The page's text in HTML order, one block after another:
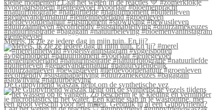
Merels, ik zie ze iedere dag in mijn tuin. En jij?
De Guppyfriend waszak helpt om de synthetische vez